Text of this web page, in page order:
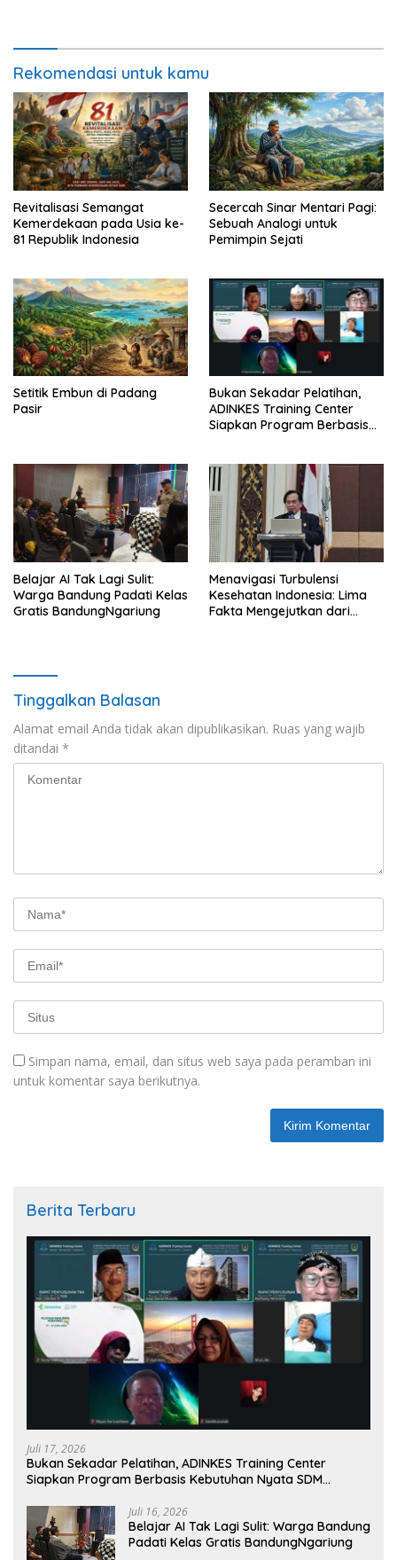
Rekomendasi untuk kamu
Revitalisasi Semangat
Kemerdekaan pada Usia ke-
81 Republik Indonesia
Secercah Sinar Mentari Pagi:
Sebuah Analogi untuk
Pemimpin Sejati
Setitik Embun di Padang
Pasir
Bukan Sekadar Pelatihan,
ADINKES Training Center
Siapkan Program Berbasis
Belajar AI Tak Lagi Sulit:
Warga Bandung Padati Kelas
Gratis BandungNgariung
Menavigasi Turbulensi
Kesehatan Indonesia: Lima
Fakta Mengejutkan dari
Tinggalkan Balasan
Alamat email Anda tidak akan dipublikasikan. Ruas yang wajib
ditandai *
Simpan nama, email, dan situs web saya pada peramban ini
untuk komentar saya berikutnya.
Berita Terbaru
Juli 17, 2026
Bukan Sekadar Pelatihan, ADINKES Training Center
Siapkan Program Berbasis Kebutuhan Nyata SDM
Juli 16, 2026
Belajar AI Tak Lagi Sulit: Warga Bandung
Padati Kelas Gratis BandungNgariung